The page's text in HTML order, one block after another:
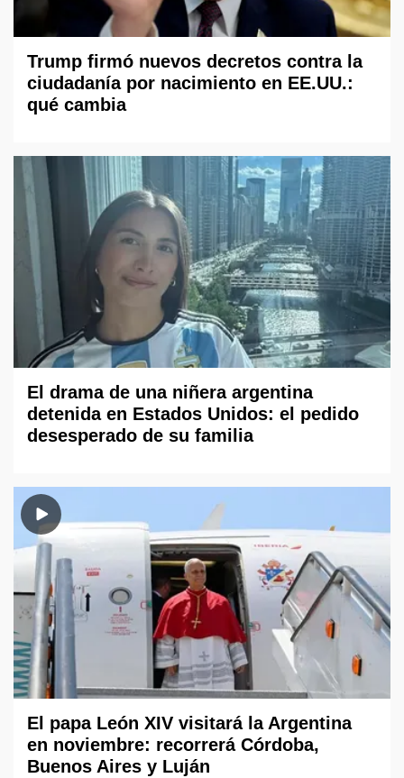
Trump firmó nuevos decretos contra la
ciudadanía por nacimiento en EE.UU.:
qué cambia
El drama de una niñera argentina
detenida en Estados Unidos: el pedido
desesperado de su familia
El papa León XIV visitará la Argentina
en noviembre: recorrerá Córdoba,
Buenos Aires y Luján